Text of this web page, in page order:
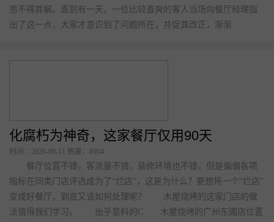
思不得其解。直到有一天，一位比较直爽的客人当场向餐厅经理指
出了这一点，大家才意识到了问题所在，并促其改正，渐渐
化腐朽为神奇，这家餐厅仅用90天
时间：2020-09-11 热度：8904
餐厅位置不错，客流量不错，装修环境也不错，但是偏偏各项
指标在同类门店评选成为了“烂店”，这是为什么？要想将一个“烂店”
变成好餐厅，到底又该如何处理呢？ 木屋烧烤的这家门店的做
法值得我们学习。 出乎意料的C 木屋烧烤的广州东圃店位置